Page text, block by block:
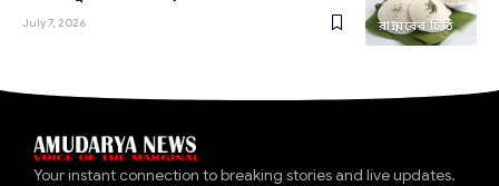
রান্নাঘরের চিঠি
July 7, 2026
Your instant connection to breaking stories and live updates.